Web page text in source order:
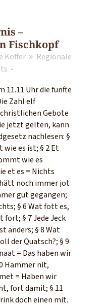
–
Fischkopf
Koffer
Regionale
11.11 Uhr die fünfte
Zahl elf
Gebote
jetzt gelten, kann
nachlesen: §
wie es ist; § 2 Et
wie es
et es = Nichts
noch immer jot
gut gegangen;
§ 6 Wat fott es,
§ 7 Jede Jeck
anders; § 8 Wat
der Quatsch?; § 9
= Das haben wir
Hammer nit,
= Haben wir
fort damit; § 11
doch einen mit.